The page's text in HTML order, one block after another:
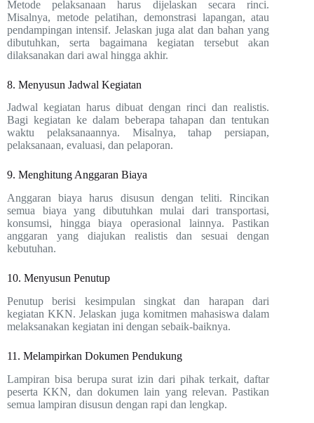
Metode pelaksanaan harus dijelaskan secara rinci.
Misalnya, metode pelatihan, demonstrasi lapangan, atau
pendampingan intensif. Jelaskan juga alat dan bahan yang
dibutuhkan, serta bagaimana kegiatan tersebut akan
dilaksanakan dari awal hingga akhir.
8. Menyusun Jadwal Kegiatan
Jadwal kegiatan harus dibuat dengan rinci dan realistis.
Bagi kegiatan ke dalam beberapa tahapan dan tentukan
waktu pelaksanaannya. Misalnya, tahap persiapan,
pelaksanaan, evaluasi, dan pelaporan.
9. Menghitung Anggaran Biaya
Anggaran biaya harus disusun dengan teliti. Rincikan
semua biaya yang dibutuhkan mulai dari transportasi,
konsumsi, hingga biaya operasional lainnya. Pastikan
anggaran yang diajukan realistis dan sesuai dengan
kebutuhan.
10. Menyusun Penutup
Penutup berisi kesimpulan singkat dan harapan dari
kegiatan KKN. Jelaskan juga komitmen mahasiswa dalam
melaksanakan kegiatan ini dengan sebaik-baiknya.
11. Melampirkan Dokumen Pendukung
Lampiran bisa berupa surat izin dari pihak terkait, daftar
peserta KKN, dan dokumen lain yang relevan. Pastikan
semua lampiran disusun dengan rapi dan lengkap.